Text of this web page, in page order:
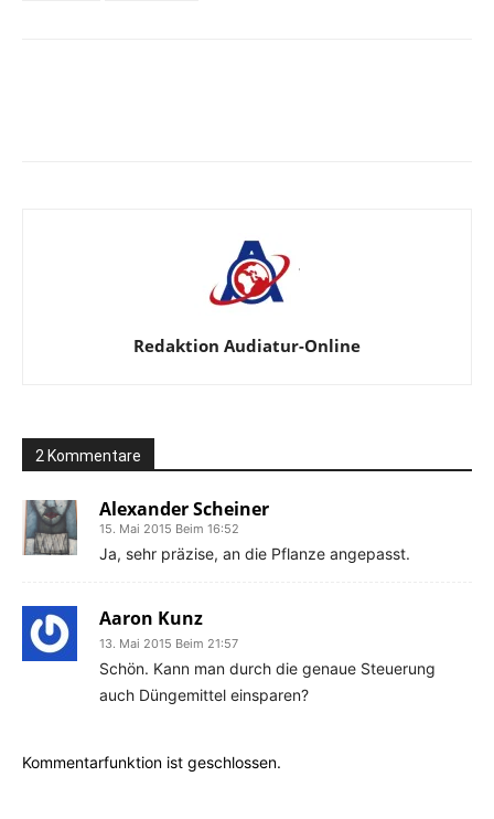
Redaktion Audiatur-Online
2 Kommentare
Alexander Scheiner
15. Mai 2015 Beim 16:52
Ja, sehr präzise, an die Pflanze angepasst.
Aaron Kunz
13. Mai 2015 Beim 21:57
Schön. Kann man durch die genaue Steuerung
auch Düngemittel einsparen?
Kommentarfunktion ist geschlossen.